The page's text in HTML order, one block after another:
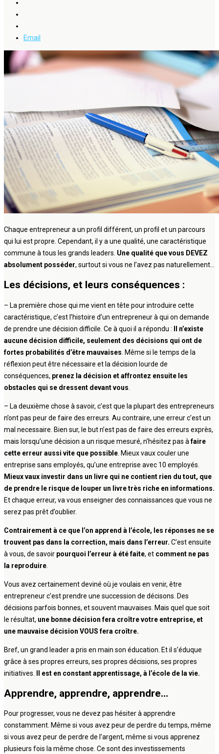
Email
Chaque entrepreneur a un profil différent, un profil et un parcours
qui lui est propre. Cependant, il y a une qualité, une caractéristique
commune à tous les grands leaders. Une qualité que vous DEVEZ
absolument posséder, surtout si vous ne l’avez pas naturellement…
Les décisions, et leurs conséquences :
– La première chose qui me vient en tête pour introduire cette
caractéristique, c’est l’histoire d’un entrepreneur à qui on demande
de prendre une décision difficile. Ce à quoi il a répondu : Il n’existe
aucune décision difficile, seulement des décisions qui ont de
fortes probabilités d’être mauvaises . Même si le temps de la
réflexion peut être nécessaire et la décision lourde de
conséquences, prenez la décision et affrontez ensuite les
obstacles qui se dressent devant vous
– La deuxième chose à savoir, c’est que la plupart des entrepreneurs
n’ont pas peur de faire des erreurs. Au contraire, une erreur c’est un
mal necessaire. Bien sur, le but n’est pas de faire des erreurs exprès,
mais lorsqu’une décision a un risque mesuré, n’hésitez pas àfaire
cette erreur aussi vite que possible . Mieux vaux couler une
entreprise sans employés, qu’une entreprise avec 10 employés.
Mieux vaux investir dans un livre qui ne contient rien du tout, que
de prendre le risque de louper un livre très riche en informations.
Et chaque erreur, va vous enseigner des connaissances que vous ne
serez pas prêt d’oublier.
Contrairement à ce que l’on apprend à l’école, les réponses ne se
trouvent pas dans la correction, mais dans l’erreur. C’est ensuite
à vous, de savoir pourquoi l’erreur à été faite, et comment ne pas
la reproduire
Vous avez certainement deviné où je voulais en venir, être
entrepreneur c’est prendre une succession de décisons. Des
décisions parfois bonnes, et souvent mauvaises. Mais quel que soit
le résultat, une bonne décision fera croître votre entreprise, et
une mauvaise décision VOUS fera croître.
Bref, un grand leader a pris en main son éducation. Et il s’éduque
grâce à ses propres erreurs, ses propres décisions, ses propres
initiatives. Il est en constant apprentissage, à l’école de la vie.
Apprendre, apprendre, apprendre…
Pour progresser, vous ne devez pas hésiter à apprendre
constamment. Même si vous avez peur de perdre du temps, même
si vous avez peur de perdre de l’argent, même si vous apprenez
plusieurs fois la même chose. Ce sont des investissements